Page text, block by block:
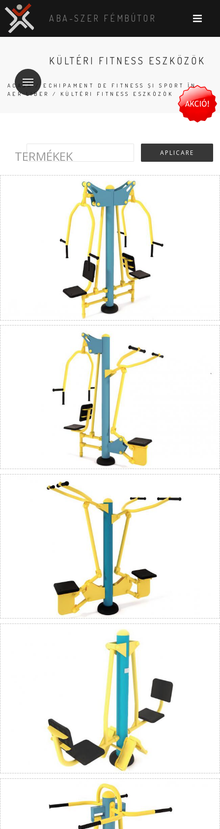
ABA-SZER FÉMBÚTOR
KÜLTÉRI FITNESS ESZKÖZÖK
ACASĂ/ ECHIPAMENT DE FITNESS ȘI SPORT ÎN
AER LIBER
/ KÜLTÉRI FITNESS ESZKÖZÖK
TERMÉKEK